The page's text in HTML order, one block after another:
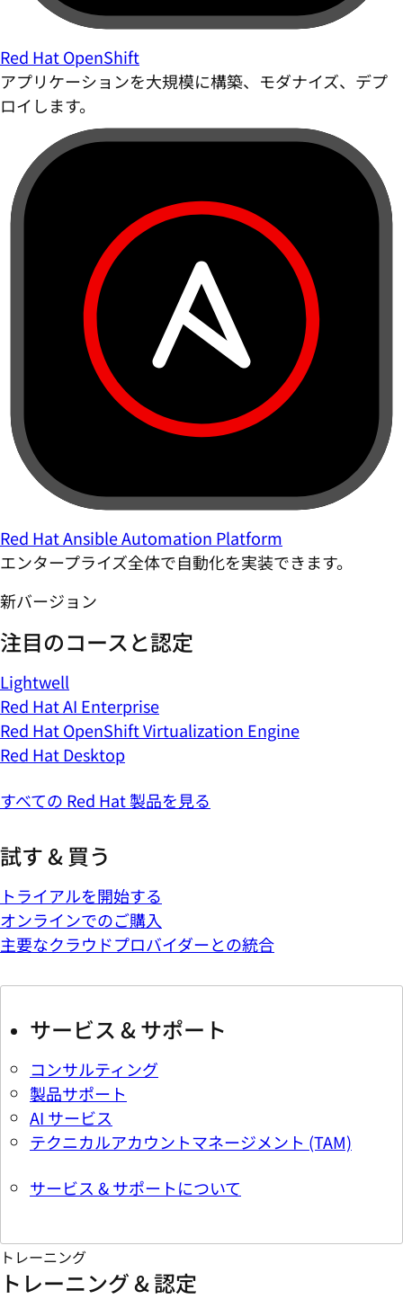
Red Hat OpenShift
アプリケーションを大規模に構築、モダナイズ、デプ
ロイします。
Red Hat Ansible Automation Platform
エンタープライズ全体で自動化を実装できます。
新バージョン
注目のコースと認定
Lightwell
Red Hat AI Enterprise
Red Hat OpenShift Virtualization Engine
Red Hat Desktop
すべての Red Hat 製品を見る
試す & 買う
トライアルを開始する
オンラインでのご購入
主要なクラウドプロバイダーとの統合
サービス & サポート
コンサルティング
製品サポート
AI サービス
テクニカルアカウントマネージメント (TAM)
サービス & サポートについて
トレーニング
トレーニング & 認定